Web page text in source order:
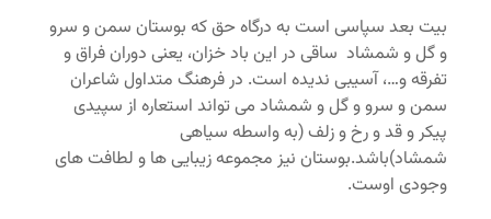
بیت بعد سپاسی است به درگاه حق که بوستان سمن و سرو
و گل و شمشاد ساقی در این باد خزان، یعنی دوران فراق و
تفرقه و…، آسیبی ندیده است. در فرهنگ متداول شاعران
سمن و سرو و گل و شمشاد می تواند استعاره از سپیدی
پیکر و قد و رخ و زلف (به واسطه سیاهی
شمشاد)باشد.بوستان نیز مجموعه زیبایی ها و لطافت های
وجودی اوست.